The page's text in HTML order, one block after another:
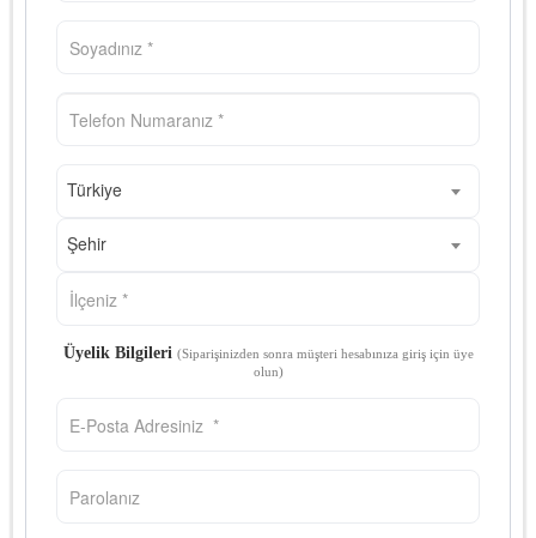
Türkiye
Şehir
Üyelik Bilgileri (Siparişinizden sonra müşteri hesabınıza giriş için üye
olun)